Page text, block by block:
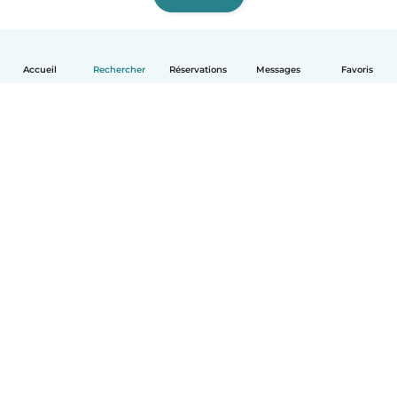
Accueil Rechercher Réservations Messages Favoris